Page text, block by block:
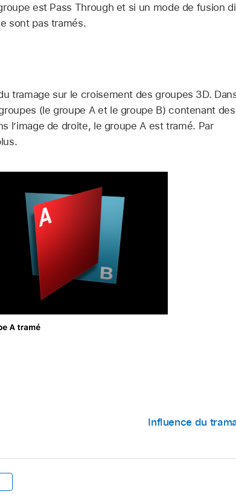
est Pass Through et si un mode de fusion
sont pas tramés.
tramage sur le croisement des groupes 3D.
(le groupe A et le groupe B) contenant
l’image de droite, le groupe A est tramé. Par
Influence du